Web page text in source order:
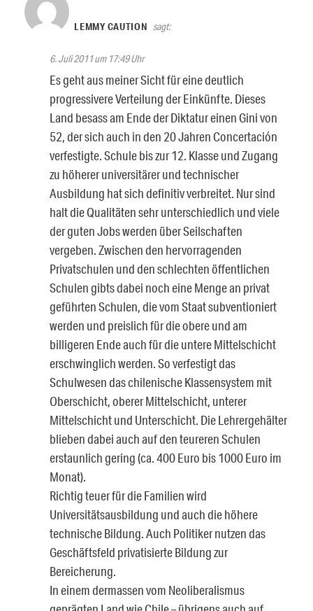
LEMMY CAUTION sagt:
6. Juli 2011 um 17:49 Uhr
Es geht aus meiner Sicht für eine deutlich
progressivere Verteilung der Einkünfte. Dieses
Land besass am Ende der Diktatur einen Gini von
52, der sich auch in den 20 Jahren Concertación
verfestigte. Schule bis zur 12. Klasse und Zugang
zu höherer universitärer und technischer
Ausbildung hat sich definitiv verbreitet. Nur sind
halt die Qualitäten sehr unterschiedlich und viele
der guten Jobs werden über Seilschaften
vergeben. Zwischen den hervorragenden
Privatschulen und den schlechten öffentlichen
Schulen gibts dabei noch eine Menge an privat
geführten Schulen, die vom Staat subventioniert
werden und preislich für die obere und am
billigeren Ende auch für die untere Mittelschicht
erschwinglich werden. So verfestigt das
Schulwesen das chilenische Klassensystem mit
Oberschicht, oberer Mittelschicht, unterer
Mittelschicht und Unterschicht. Die Lehrergehälter
blieben dabei auch auf den teureren Schulen
erstaunlich gering (ca. 400 Euro bis 1000 Euro im
Monat).
Richtig teuer für die Familien wird
Universitätsausbildung und auch die höhere
technische Bildung. Auch Politiker nutzen das
Geschäftsfeld privatisierte Bildung zur
Bereicherung.
In einem dermassen vom Neoliberalismus